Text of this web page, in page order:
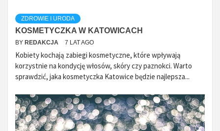
ZDROWIE I URODA
KOSMETYCZKA W KATOWICACH
BY REDAKCJA 7 LAT AGO
Kobiety kochają zabiegi kosmetyczne, które wpływają
korzystnie na kondycję włosów, skóry czy paznokci. Warto
sprawdzić, jaka kosmetyczka Katowice będzie najlepsza...